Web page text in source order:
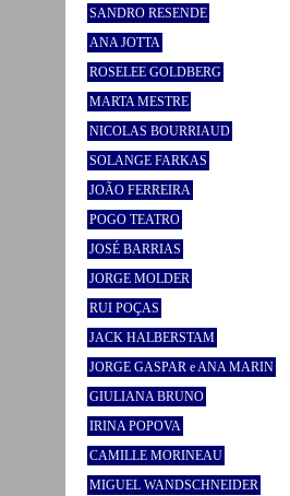
SANDRO RESENDE
ANA JOTTA
ROSELEE GOLDBERG
MARTA MESTRE
NICOLAS BOURRIAUD
SOLANGE FARKAS
JOÃO FERREIRA
POGO TEATRO
JOSÉ BARRIAS
JORGE MOLDER
RUI POÇAS
JACK HALBERSTAM
JORGE GASPAR e ANA MARIN
GIULIANA BRUNO
IRINA POPOVA
CAMILLE MORINEAU
MIGUEL WANDSCHNEIDER